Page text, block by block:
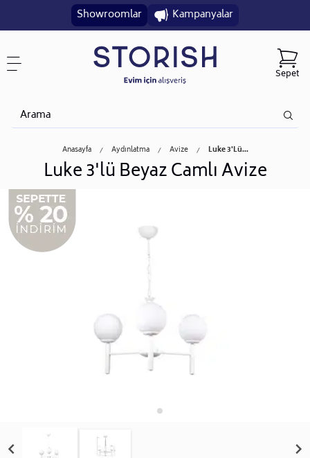
Showroomlar Kampanyalar
Sepet
Anasayfa Aydınlatma Avize Luke 3'lü...
Luke 3'lü Beyaz Camlı Avize